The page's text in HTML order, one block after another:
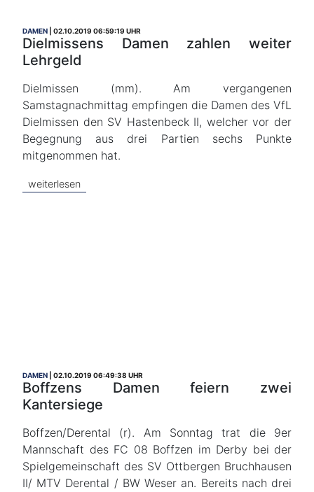
DAMEN 02.10.2019 06:59:19 UHR
Dielmissens Damen zahlen weiter
Lehrgeld
Dielmissen (mm). Am vergangenen
Samstagnachmittag empfingen die Damen des VfL
Dielmissen den SV Hastenbeck II, welcher vor der
Begegnung aus drei Partien sechs Punkte
mitgenommen hat.
weiterlesen
DAMEN 02.10.2019 06:49:38 UHR
Boffzens Damen feiern zwei
Kantersiege
Boffzen/Derental (r). Am Sonntag trat die 9er
Mannschaft des FC 08 Boffzen im Derby bei der
Spielgemeinschaft des SV Ottbergen Bruchhausen
II/ MTV Derental / BW Weser an. Bereits nach drei